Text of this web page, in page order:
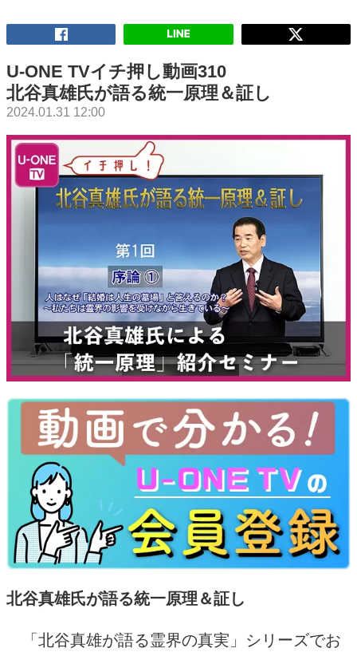
U-ONE TVイチ押し動画310
北谷真雄氏が語る統一原理＆証し
2024.01.31 12:00
北谷真雄氏が語る統一原理＆証し
「北谷真雄が語る霊界の真実」シリーズでお